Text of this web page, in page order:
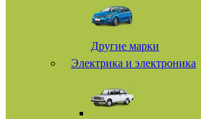
Другие марки
Электрика и электроника